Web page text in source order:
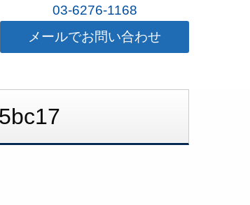
03-6276-1168
メールでお問い合わせ